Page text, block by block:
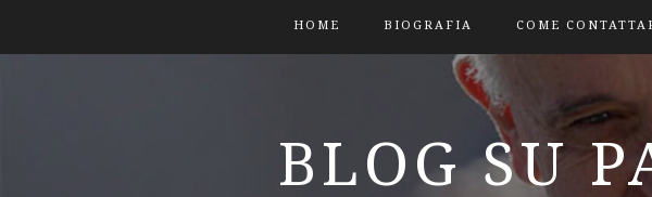
HOME BIOGRAFIA COME
BLOG SU